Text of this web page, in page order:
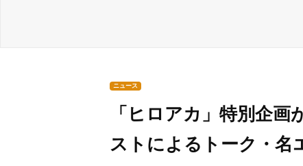
ニュース
「ヒロアカ」特別企
ストによるトーク・名